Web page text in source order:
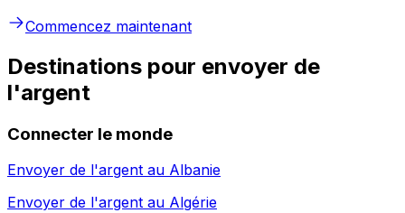
Commencez maintenant
Destinations pour envoyer de
l'argent
Connecter le monde
Envoyer de l'argent au Albanie
Envoyer de l'argent au Algérie